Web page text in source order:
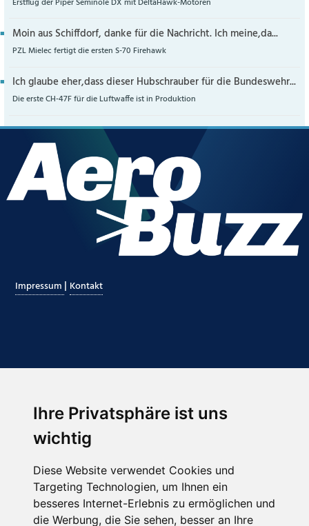
Ihre Privatsphäre ist uns
wichtig
Diese Website verwendet Cookies und
Targeting Technologien, um Ihnen ein
besseres Internet-Erlebnis zu ermöglichen und
die Werbung, die Sie sehen, besser an Ihre
Moin aus Schiffdorf, danke für die Nachricht. Ich meine,da...
PZL Mielec fertigt die ersten S-70 Firehawk
Ich glaube eher,dass dieser Hubschrauber für die Bundeswehr...
Die erste CH-47F für die Luftwaffe ist in Produktion
Impressum | Kontakt
Abonnieren Sie unseren Newsletter
Email*